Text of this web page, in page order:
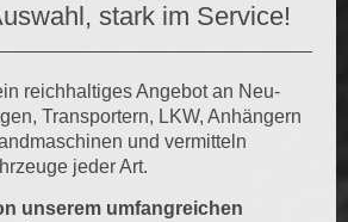
stark im Service!
reichhaltiges Angebot an Neu-
Transportern, LKW, Anhängern
und vermitteln
jeder Art.
unserem umfangreichen